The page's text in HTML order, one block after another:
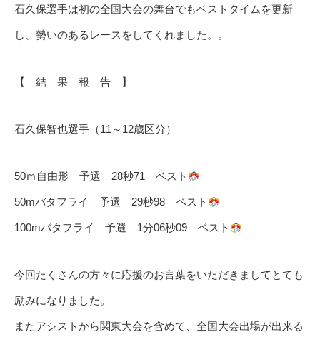
石久保選手は初の全国大会の舞台でもベストタイムを更新
し、勢いのあるレースをしてくれました。。
【 結 果 報 告 】
石久保智也選手（11～12歳区分）
50ｍ自由形 予選 28秒71 ベスト
50mバタフライ 予選 29秒98 ベスト
100mバタフライ 予選 1分06秒09 ベスト
今回たくさんの方々に応援のお言葉をいただきましてとても
励みになりました。
またアシストから関東大会を含めて、全国大会出場が出来る